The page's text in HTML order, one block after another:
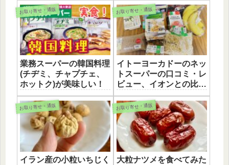
お取り寄せ・通販
業務スーパーの韓国料理
(チヂミ、チャプチェ、
ホットク)が美味しい！
お取り寄せ・通販
イトーヨーカドーのネッ
トスーパーの口コミ・レ
ビュー、イオンとの比較
も。
お取り寄せ・通販
イラン産の小粒いちじく
お取り寄せ・通販
大粒ナツメを食べてみた